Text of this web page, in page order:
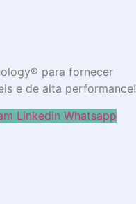
para fornecer
e de alta performance!
Linkedin Whatsapp